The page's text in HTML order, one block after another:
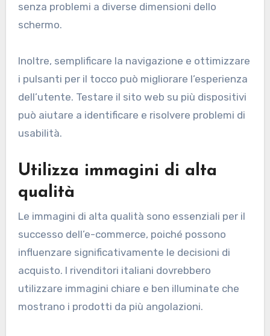
senza problemi a diverse dimensioni dello
schermo.
Inoltre, semplificare la navigazione e ottimizzare
i pulsanti per il tocco può migliorare l’esperienza
dell’utente. Testare il sito web su più dispositivi
può aiutare a identificare e risolvere problemi di
usabilità.
Utilizza immagini di alta
qualità
Le immagini di alta qualità sono essenziali per il
successo dell’e-commerce, poiché possono
influenzare significativamente le decisioni di
acquisto. I rivenditori italiani dovrebbero
utilizzare immagini chiare e ben illuminate che
mostrano i prodotti da più angolazioni.